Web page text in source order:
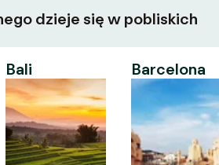
dzieje się w pobliskich
Bali Barcelona